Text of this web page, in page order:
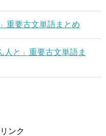
重要古文単語まとめ
人と」重要古文単語ま
ンク